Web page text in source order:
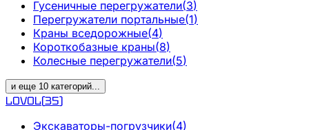
Гусеничные перегружатели(3)
Перегружатели портальные(1)
Краны вседорожные(4)
Короткобазные краны(8)
Колесные перегружатели(5)
и еще 10 категорий...
LOVOL(35)
Экскаваторы-погрузчики(4)